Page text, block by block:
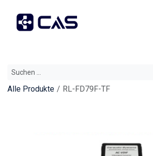
Alle Produkte RL-FD79F-TF